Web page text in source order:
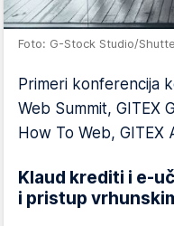
Foto: G-Stock Studio/
Primeri konferencija
Web Summit, GITEX
How To Web, GITEX
Klaud krediti i e-
i pristup